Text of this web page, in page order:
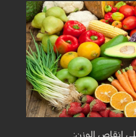
إنقاص الوزن: